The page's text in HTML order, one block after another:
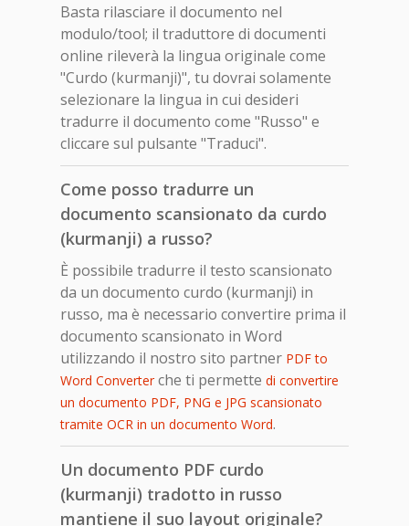
Basta rilasciare il documento nel
modulo/tool; il traduttore di documenti
online rileverà la lingua originale come
"Curdo (kurmanji)", tu dovrai solamente
selezionare la lingua in cui desideri
tradurre il documento come "Russo" e
cliccare sul pulsante "Traduci".
Come posso tradurre un
documento scansionato da curdo
(kurmanji) a russo?
È possibile tradurre il testo scansionato
da un documento curdo (kurmanji) in
russo, ma è necessario convertire prima il
documento scansionato in Word
utilizzando il nostro sito partner PDF to
Word Converterche ti permette di convertire
un documento PDF, PNG e JPG scansionato
tramite OCR in un documento Word.
Un documento PDF curdo
(kurmanji) tradotto in russo
mantiene il suo layout originale?